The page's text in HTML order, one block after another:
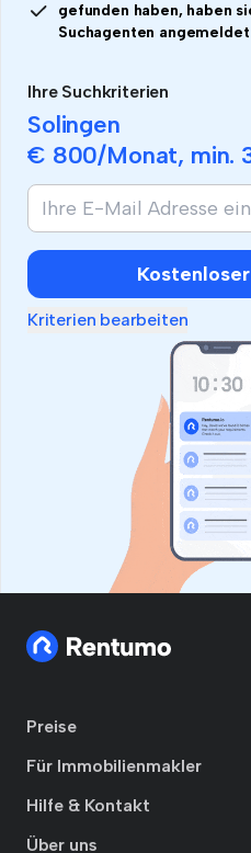
gefunden haben, haben
Suchagenten angemeldet
Ihre Suchkriterien
Solingen
€ 800/Monat, min.
Kriterien bearbeiten
Preise
Für Immobilienmakler
Hilfe & Kontakt
Über uns